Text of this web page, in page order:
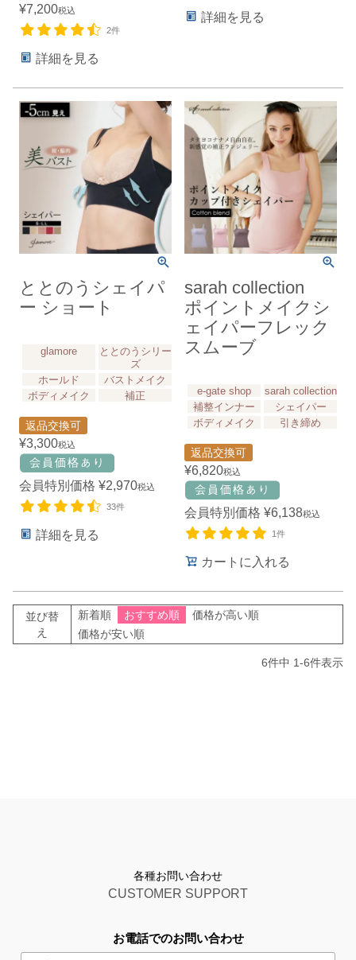
¥7,200税込
2件
詳細を見る
詳細を見る
ととのうシェイパ
ー ショート
glamore
ととのうシリー
ズ
ホールド
バストメイク
ボディメイク
補正
返品交換可
¥3,300税込
会員特別価格 ¥2,970税込
33件
詳細を見る
sarah collection
ポイントメイクシ
ェイパーフレック
スムーブ
e-gate shop
sarah collection
補整インナー
シェイパー
ボディメイク
引き締め
返品交換可
¥6,820税込
会員特別価格 ¥6,138税込
1件
カートに入れる
並び替
え
新着順 おすすめ順
価格が高い順
価格が安い順
6件中 1-6件表示
各種お問い合わせ
CUSTOMER SUPPORT
お電話でのお問い合わせ